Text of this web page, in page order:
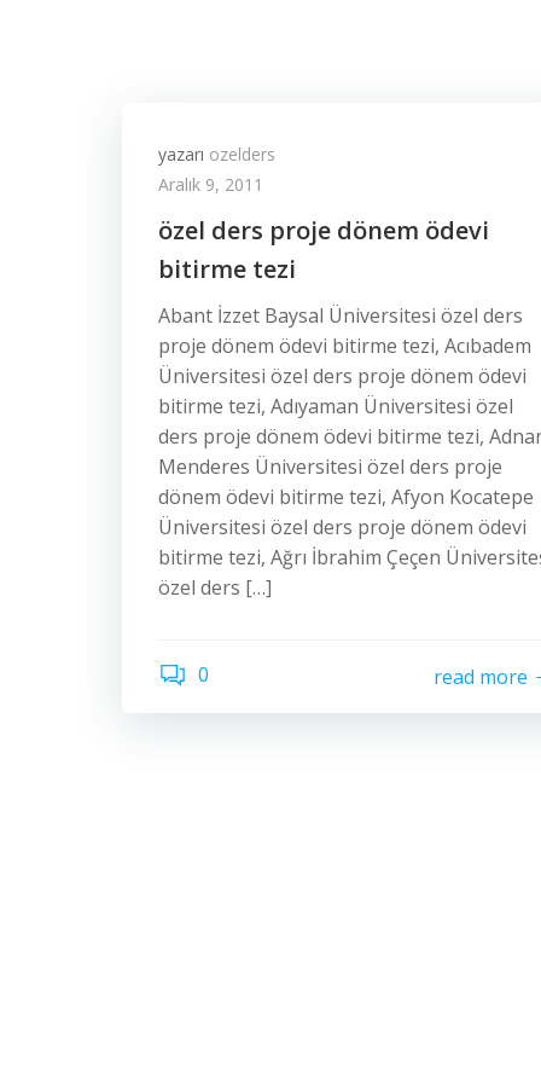
yazarı ozelders
Aralık 9, 2011
özel ders proje dönem ödevi
bitirme tezi
Abant İzzet Baysal Üniversitesi özel ders
proje dönem ödevi bitirme tezi, Acıbadem
Üniversitesi özel ders proje dönem ödevi
bitirme tezi, Adıyaman Üniversitesi özel
ders proje dönem ödevi bitirme tezi,
Menderes Üniversitesi özel ders proje
dönem ödevi bitirme tezi, Afyon Kocatepe
Üniversitesi özel ders proje dönem ödevi
bitirme tezi, Ağrı İbrahim Çeçen
özel ders […]
0 read more